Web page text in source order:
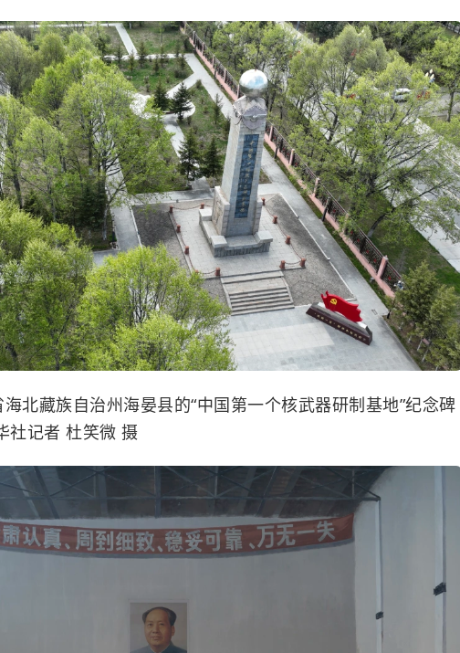
北藏族自治州海晏县的“中国第一个核武器研制基地”纪念碑
社记者 杜笑微 摄